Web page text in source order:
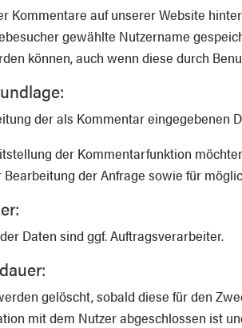
Kommentare auf unserer Website
gewählte Nutzername
können, auch wenn diese durch
der als Kommentar eingegebenen
der Kommentarfunktion
Bearbeitung der Anfrage sowie für
Daten sind ggf. Auftragsverarbeiter.
gelöscht, sobald diese für den
mit dem Nutzer abgeschlossen ist